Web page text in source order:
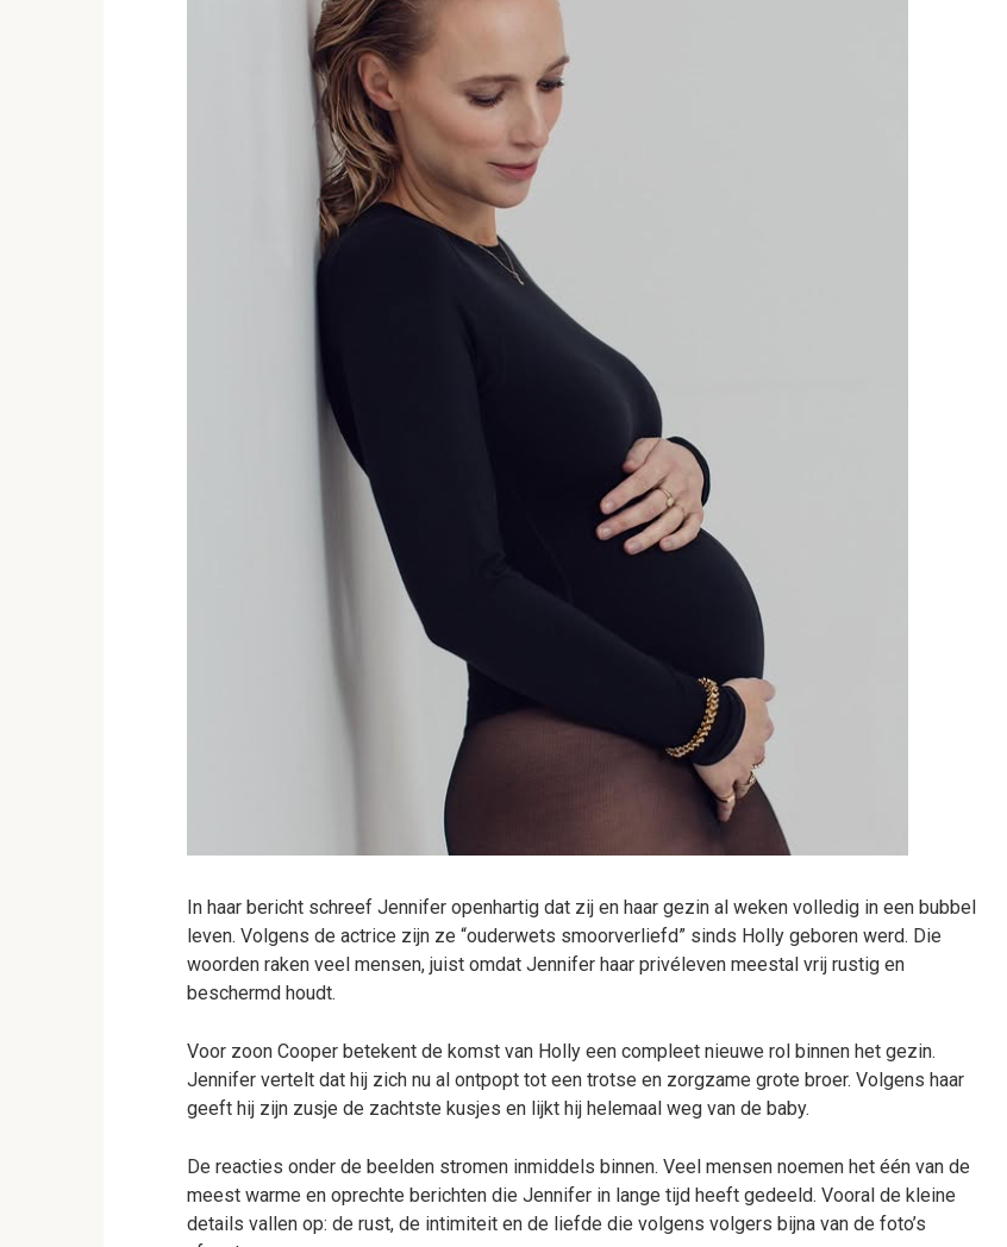
In haar bericht schreef Jennifer openhartig dat zij en haar gezin al weken volledig in een bubbel
leven. Volgens de actrice zijn ze “ouderwets smoorverliefd” sinds Holly geboren werd. Die
woorden raken veel mensen, juist omdat Jennifer haar privéleven meestal vrij rustig en
beschermd houdt.
Voor zoon Cooper betekent de komst van Holly een compleet nieuwe rol binnen het gezin.
Jennifer vertelt dat hij zich nu al ontpopt tot een trotse en zorgzame grote broer. Volgens haar
geeft hij zijn zusje de zachtste kusjes en lijkt hij helemaal weg van de baby.
De reacties onder de beelden stromen inmiddels binnen. Veel mensen noemen het één van de
meest warme en oprechte berichten die Jennifer in lange tijd heeft gedeeld. Vooral de kleine
details vallen op: de rust, de intimiteit en de liefde die volgens volgers bijna van de foto’s